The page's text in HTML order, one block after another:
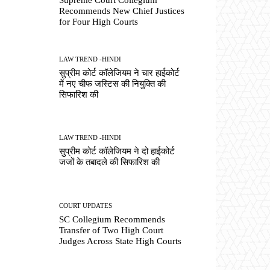
Recommends New Chief Justices
for Four High Courts
LAW TREND -HINDI
सुप्रीम कोर्ट कॉलेजियम ने चार हाईकोर्ट
में नए चीफ जस्टिस की नियुक्ति की
सिफारिश की
LAW TREND -HINDI
सुप्रीम कोर्ट कॉलेजियम ने दो हाईकोर्ट
जजों के तबादले की सिफारिश की
COURT UPDATES
SC Collegium Recommends
Transfer of Two High Court
Judges Across State High Courts